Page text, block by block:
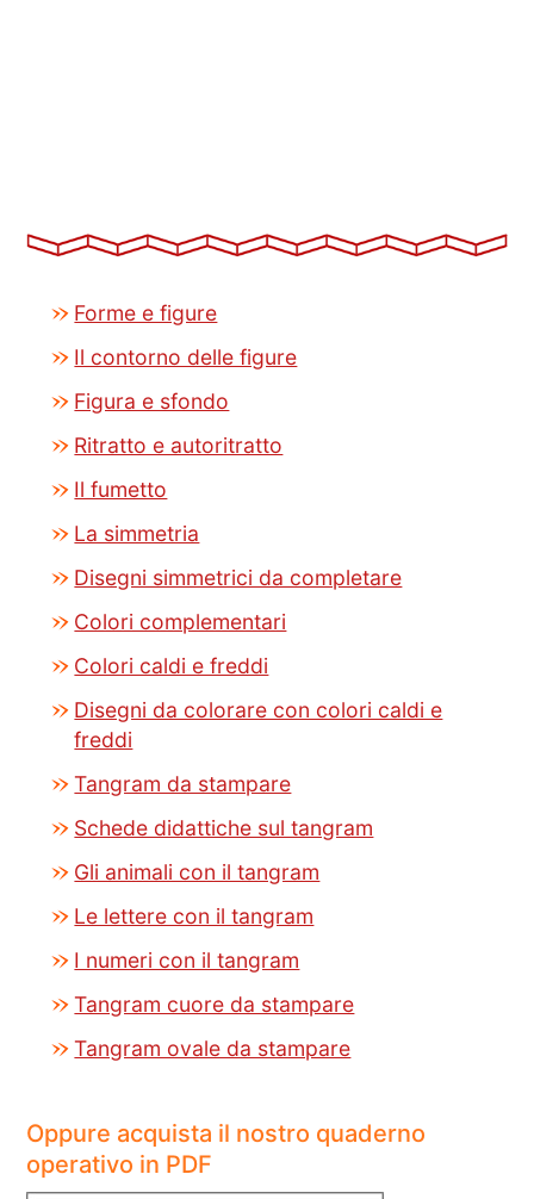
Forme e figure
Il contorno delle figure
Figura e sfondo
Ritratto e autoritratto
Il fumetto
La simmetria
Disegni simmetrici da completare
Colori complementari
Colori caldi e freddi
Disegni da colorare con colori caldi e
freddi
Tangram da stampare
Schede didattiche sul tangram
Gli animali con il tangram
Le lettere con il tangram
I numeri con il tangram
Tangram cuore da stampare
Tangram ovale da stampare
Oppure acquista il nostro quaderno
operativo in PDF